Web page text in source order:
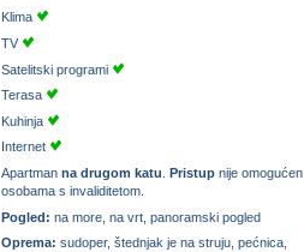
Klima
TV
Satelitski programi
Terasa
Kuhinja
Internet
Apartman na drugom katu Pristup nije omogućen
osobama s invaliditetom.
Pogled: na more, na vrt, panoramski pogled
Oprema: sudoper, štednjak je na struju, pećnica,